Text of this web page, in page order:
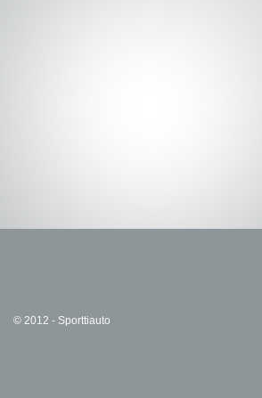
© 2012 - Sporttiauto